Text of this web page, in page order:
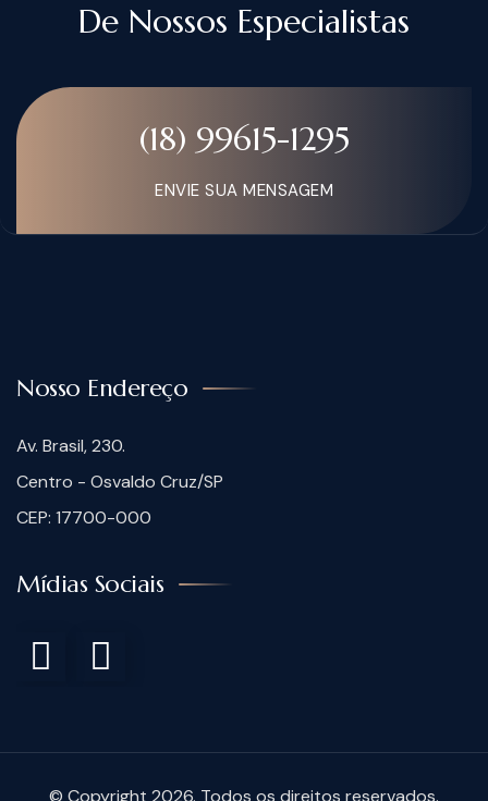
De Nossos Especialistas
(18) 99615-1295
ENVIE SUA MENSAGEM
Nosso Endereço
Av. Brasil, 230.
Centro - Osvaldo Cruz/SP
CEP: 17700-000
Mídias Sociais
© Copyright 2026. Todos os direitos reservados.